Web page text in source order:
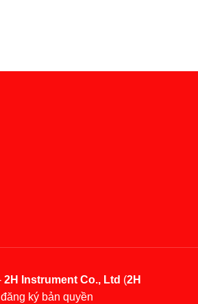
2H Instrument Co., Ltd (2H
ký bản quyền